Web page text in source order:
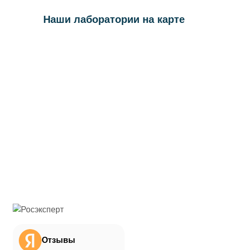
Наши лаборатории на карте
Отзывы